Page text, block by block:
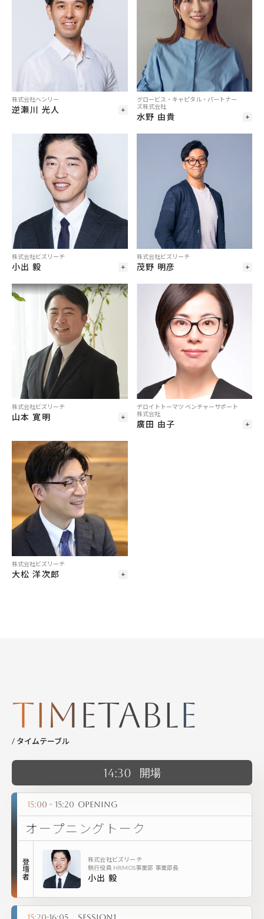
株式会社ヘンリー
逆瀬川 光人
グロービス・キャピタル・パートナー
ズ株式会社
水野 由貴
株式会社ビズリーチ
小出 毅
株式会社ビズリーチ
茂野 明彦
株式会社ビズリーチ
山本 寛明
デロイトトーマツ ベンチャーサポート
株式会社
廣田 由子
株式会社ビズリーチ
大松 洋次郎
Timetable
/ タイムテーブル
14:30 開場
15:00 - 15:20 OPENING
オープニングトーク
登壇者
株式会社ビズリーチ
執行役員 HRMOS事業部 事業部長
小出 毅